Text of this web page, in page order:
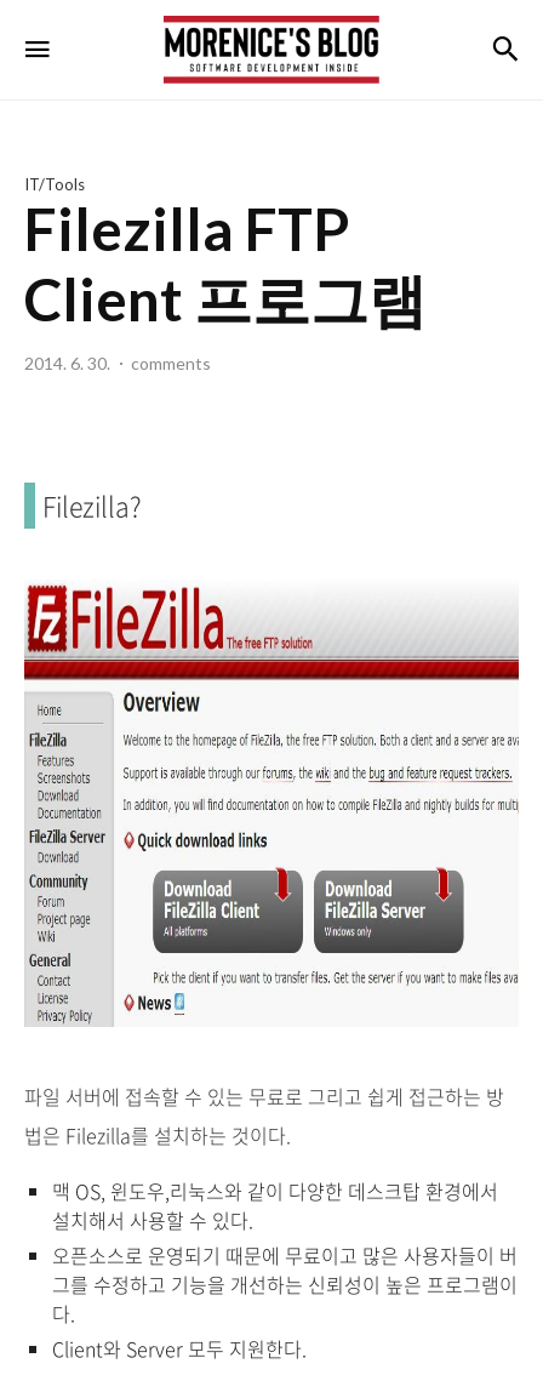
morenice's
blog
IT/Tools
Filezilla FTP
Client 프로그램
2014. 6. 30. comments
Filezilla?
파일 서버에 접속할 수 있는 무료로 그리고 쉽게 접근하는 방
법은 Filezilla를 설치하는 것이다.
맥 OS, 윈도우,리눅스와 같이 다양한 데스크탑 환경에서
설치해서 사용할 수 있다.
오픈소스로 운영되기 때문에 무료이고 많은 사용자들이 버
그를 수정하고 기능을 개선하는 신뢰성이 높은 프로그램이
다.
Client와 Server 모두 지원한다.